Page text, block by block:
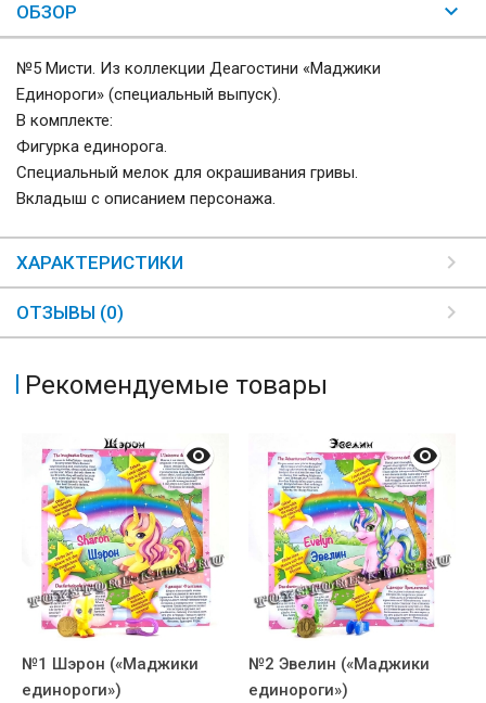
ОБЗОР
№5 Мисти. Из коллекции Деагостини «Маджики
Единороги» (специальный выпуск).
В комплекте:
Фигурка единорога.
Специальный мелок для окрашивания гривы.
Вкладыш с описанием персонажа.
ХАРАКТЕРИСТИКИ
ОТЗЫВЫ (0)
Рекомендуемые товары
№1 Шэрон («Маджики
единороги»)
№2 Эвелин («Маджики
единороги»)